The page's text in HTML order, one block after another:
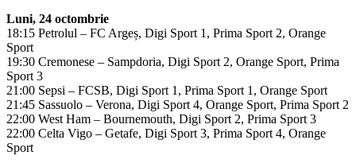
Luni, 24 octombrie
18:15 Petrolul – FC Argeș, Digi Sport 1, Prima Sport 2, Orange
Sport
19:30 Cremonese – Sampdoria, Digi Sport 2, Orange Sport, Prima
Sport 3
21:00 Sepsi – FCSB, Digi Sport 1, Prima Sport 1, Orange Sport
21:45 Sassuolo – Verona, Digi Sport 4, Orange Sport, Prima Sport 2
22:00 West Ham – Bournemouth, Digi Sport 2, Prima Sport 3
22:00 Celta Vigo – Getafe, Digi Sport 3, Prima Sport 4, Orange
Sport